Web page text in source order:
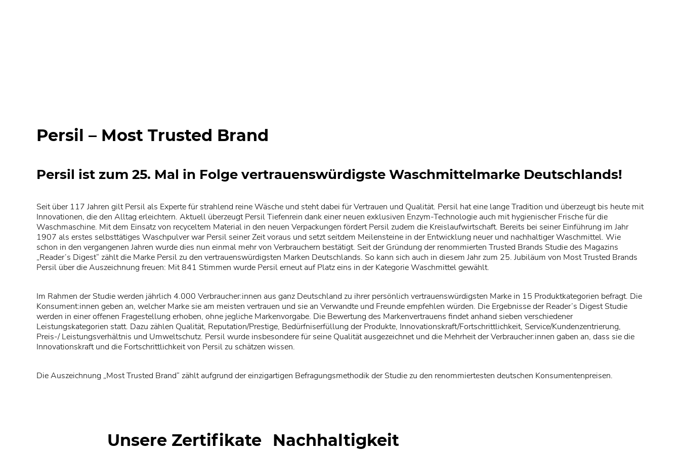
Persil – Most Trusted Brand
Persil ist zum 25. Mal in Folge vertrauenswürdigste Waschmittelmarke Deutschlands!
Seit über 117 Jahren gilt Persil als Experte für strahlend reine Wäsche und steht dabei für Vertrauen und Qualität. Persil hat eine lange Tradition und überzeugt bis heute mit
Innovationen, die den Alltag erleichtern. Aktuell überzeugt Persil Tiefenrein dank einer neuen exklusiven Enzym-Technologie auch mit hygienischer Frische für die
Waschmaschine. Mit dem Einsatz von recyceltem Material in den neuen Verpackungen fördert Persil zudem die Kreislaufwirtschaft. Bereits bei seiner Einführung im Jahr
1907 als erstes selbsttätiges Waschpulver war Persil seiner Zeit voraus und setzt seitdem Meilensteine in der Entwicklung neuer und nachhaltiger Waschmittel. Wie
schon in den vergangenen Jahren wurde dies nun einmal mehr von Verbrauchern bestätigt. Seit der Gründung der renommierten Trusted Brands Studie des Magazins
„Reader’s Digest“ zählt die Marke Persil zu den vertrauenswürdigsten Marken Deutschlands. So kann sich auch in diesem Jahr zum 25. Jubiläum von Most Trusted Brands
Persil über die Auszeichnung freuen: Mit 841 Stimmen wurde Persil erneut auf Platz eins in der Kategorie Waschmittel gewählt.
Im Rahmen der Studie werden jährlich 4.000 Verbraucher:innen aus ganz Deutschland zu ihrer persönlich vertrauenswürdigsten Marke in 15 Produktkategorien befragt. Die
Konsument:innen geben an, welcher Marke sie am meisten vertrauen und sie an Verwandte und Freunde empfehlen würden. Die Ergebnisse der Reader’s Digest Studie
werden in einer offenen Fragestellung erhoben, ohne jegliche Markenvorgabe. Die Bewertung des Markenvertrauens findet anhand sieben verschiedener
Leistungskategorien statt. Dazu zählen Qualität, Reputation/Prestige, Bedürfniserfüllung der Produkte, Innovationskraft/Fortschrittlichkeit, Service/Kundenzentrierung,
Preis-/ Leistungsverhältnis und Umweltschutz. Persil wurde insbesondere für seine Qualität ausgezeichnet und die Mehrheit der Verbraucher:innen gaben an, dass sie die
Innovationskraft und die Fortschrittlichkeit von Persil zu schätzen wissen.
Die Auszeichnung „Most Trusted Brand“ zählt aufgrund der einzigartigen Befragungsmethodik der Studie zu den renommiertesten deutschen Konsumentenpreisen.
Unsere Zertifikate Nachhaltigkeit